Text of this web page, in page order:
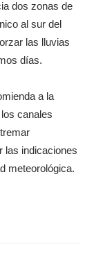
dos zonas de
al sur del
las lluvias
días.
a la
canales
las indicaciones
meteorológica.